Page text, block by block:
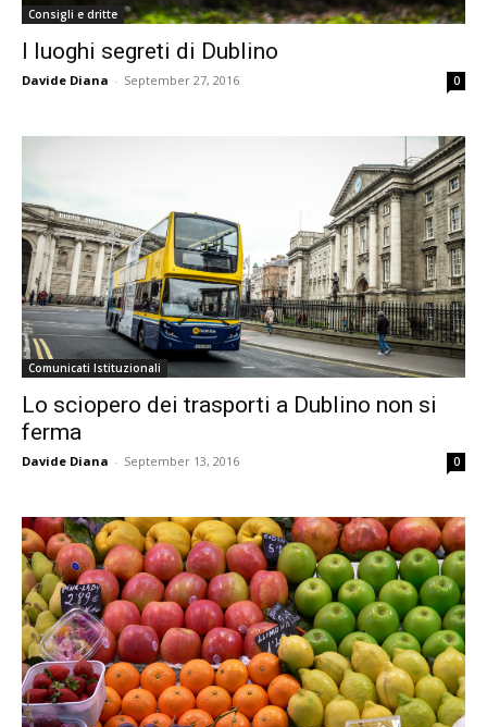
Consigli e dritte
I luoghi segreti di Dublino
Davide Diana - September 27, 2016 0
Comunicati Istituzionali
Lo sciopero dei trasporti a Dublino non si
ferma
Davide Diana - September 13, 2016 0